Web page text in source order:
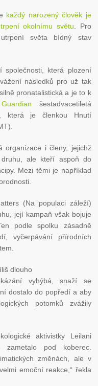
každý narozený člověk je
okolnímu světu. Pro
utrpení světa bídný stav
společnosti, která plození
následků pro už tak
pronatalistická a je to k
šestadvacetiletá
která je členkou Hnutí
organizace i členy, jejichž
ale kteří aspoň do
Mezi těmi je například
(Na populaci záleží)
její kampaň však bojuje
podle spolku zásadně
vyčerpávání přírodních
dlouho
vyhýbá, snaží se
dostalo do popředí a aby
potomků zvážily
aktivistky Leilani
pod koberec.
změnách, ale v
emoční reakce,“ řekla